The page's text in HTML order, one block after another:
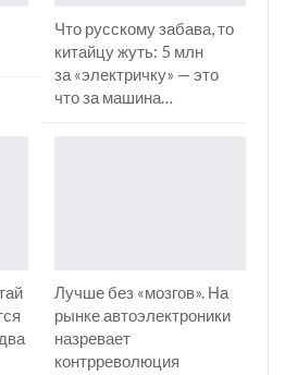
Что русскому забава, то
китайцу жуть: 5 млн
за «электричку» — это
что за машина…
Лучше без «мозгов». На
рынке автоэлектроники
назревает
контрреволюция